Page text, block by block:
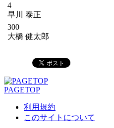
4
早川 泰正
300
大橋 健太郎
PAGETOP
利用規約
このサイトについて